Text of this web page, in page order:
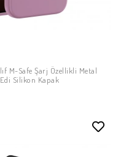
EKLE
M-Safe Şarj Özellikli Metal
Silikon Kapak